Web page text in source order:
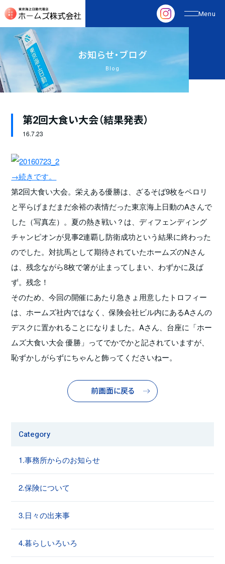
お知らせ・ブログ
Blog
第2回大食い大会（結果発表）
16.7.23
→続きです。
第2回大食い大会。栄えある優勝は、ざるそば9枚をペロリ
と平らげまだまだ余裕の表情だった東京海上日動のAさんで
した（写真左）。夏の熱き戦い？は、ディフェンディング
チャンピオンが見事2連覇し防衛成功という結果に終わった
のでした。対抗馬として期待されていたホームズのNさん
は、残念ながら8枚で箸が止まってしまい、わずかに及ば
ず。残念！
そのため、今回の開催にあたり急きょ用意したトロフィー
は、ホームズ社内ではなく、保険会社ビル内にあるAさんの
デスクに置かれることになりました。Aさん、台座に「ホー
ムズ大食い大会 優勝」ってでかでかと記されていますが、
恥ずかしがらずにちゃんと飾ってくださいねー。
前画面に戻る
Category
1.事務所からのお知らせ
2.保険について
3.日々の出来事
4.暮らしいろいろ